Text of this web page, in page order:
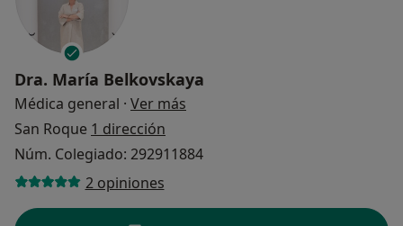
Dra. María Belkovskaya
Médica general · Ver más
San Roque 1 dirección
Núm. Colegiado: 292911884
2 opiniones